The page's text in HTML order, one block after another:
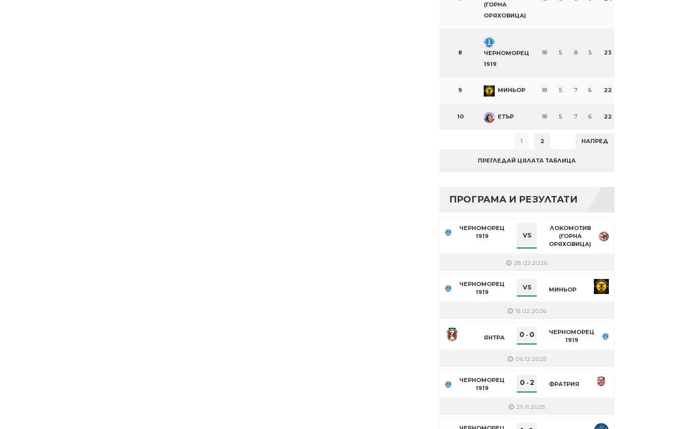
(ГОРНА
ОРЯХОВИЦА)
8
ЧЕРНОМОРЕЦ
1919
18 5 8 5 23
9 МИНЬОР 18 5 7 6 22
10 ЕТЪР 18 5 7 6 22
1 2 НАПРЕД
ПРЕГЛЕДАЙ ЦЯЛАТА ТАБЛИЦА
ПРОГРАМА И РЕЗУЛТАТИ
ЧЕРНОМОРЕЦ
1919
VS
ЛОКОМОТИВ
(ГОРНА
ОРЯХОВИЦА)
28.02.2026
ЧЕРНОМОРЕЦ
1919
VS МИНЬОР
15.02.2026
ЯНТРА 0 - 0
ЧЕРНОМОРЕЦ
1919
06.12.2025
ЧЕРНОМОРЕЦ
1919
0- 2 ФРАТРИЯ
29.11.2025